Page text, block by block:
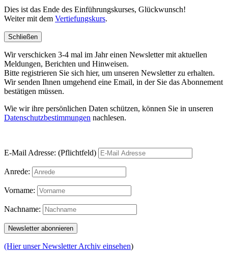
Dies ist das Ende des Einführungskurses, Glückwunsch!
Weiter mit dem Vertiefungskurs.
Schließen
Wir verschicken 3-4 mal im Jahr einen Newsletter mit aktuellen
Meldungen, Berichten und Hinweisen.
Bitte registrieren Sie sich hier, um unseren Newsletter zu erhalten.
Wir senden Ihnen umgehend eine Email, in der Sie das Abonnement
bestätigen müssen.
Wie wir ihre persönlichen Daten schützen, können Sie in unseren
Datenschutzbestimmungen nachlesen.
E-Mail Adresse: (Pflichtfeld)
Anrede:
Vorname:
Nachname:
(Hier unser Newsletter Archiv einsehen)